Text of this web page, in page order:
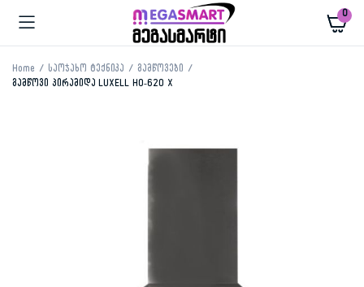
0
Home საოჯახო ტექნიკა
გამწოვები
გამწოვი პირამიდა LUXELL HO-620 X